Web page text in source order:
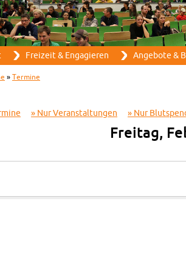
Direkt zum
Frei­zeit & En­ga­gie­ren An­ge­bo­te &
» Ter­mi­ne
Nur Ver­an­stal­tun­gen Nur
Frei­tag,